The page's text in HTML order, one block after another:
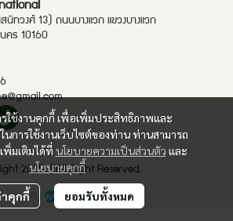
ใช้งานคุกกี้ เพื่อเพิ่มประสิทธิภาพและ
การใช้งานเว็บไซต์ของท่าน ท่านสามารถ
พิ่มเติมได้ที่ นโยบายความเป็นส่วนตัว และ
นโยบายคุกกี้
คุกกี้ ยอมรับทั้งหมด
ทวงศ์ 13) ถนนบางแวก แขวงบางแวก
คร 10160
2025. | All Right Reserved.
By MakeWebEasy